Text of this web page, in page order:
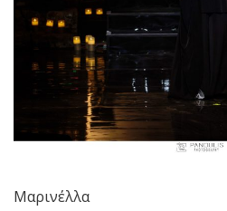
Μαρινέλλα